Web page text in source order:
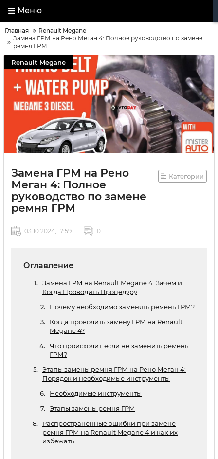
Меню
Главная
Renault Megane
Замена ГРМ на Рено Меган 4: Полное руководство по замене
ремня ГРМ
Renault Megane
Замена ГРМ на Рено
Меган 4: Полное
руководство по замене
ремня ГРМ
Категории
03 10 2024, 17:59 0
Оглавление
Замена ГРМ на Renault Megane 4: Зачем и
Когда Проводить Процедуру
Почему необходимо заменять ремень ГРМ?
Когда проводить замену ГРМ на Renault
Megane 4?
Что происходит, если не заменить ремень
ГРМ?
Этапы замены ремня ГРМ на Рено Меган 4:
Порядок и необходимые инструменты
Необходимые инструменты
Этапы замены ремня ГРМ
Распространенные ошибки при замене
ремня ГРМ на Renault Megane 4 и как их
избежать